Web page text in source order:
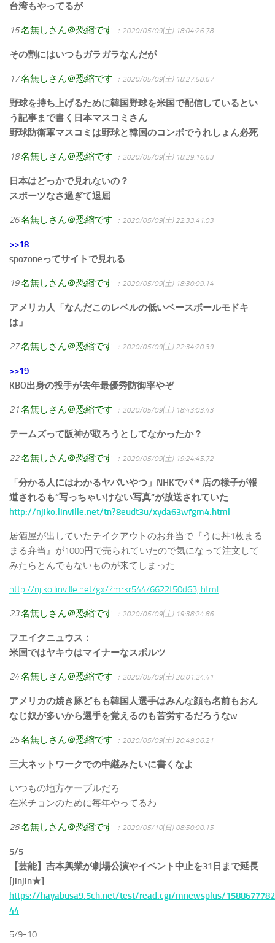
台湾もやってるが
15名無しさん＠恐縮です ：2020/05/09(土) 18:04:26.78
その割にはいつもガラガラなんだが
17名無しさん＠恐縮です ：2020/05/09(土) 18:27:58.67
野球を持ち上げるために韓国野球を米国で配信しているとい
う記事まで書く日本マスコミさん
野球防衛軍マスコミは野球と韓国のコンボでうれしょん必死
18名無しさん＠恐縮です ：2020/05/09(土) 18:29:16.63
日本はどっかで見れないの？
スポーツなさ過ぎて退屈
26名無しさん＠恐縮です ：2020/05/09(土) 22:33:41.03
>>18
spozoneってサイトで見れる
19名無しさん＠恐縮です ：2020/05/09(土) 18:30:09.14
アメリカ人「なんだこのレベルの低いベースボールモドキ
は」
27名無しさん＠恐縮です ：2020/05/09(土) 22:34:20.39
>>19
KBO出身の投手が去年最優秀防御率やぞ
21名無しさん＠恐縮です ：2020/05/09(土) 18:43:03.43
テームズって阪神が取ろうとしてなかったか？
22名無しさん＠恐縮です ：2020/05/09(土) 19:24:45.72
「分かる人にはわかるヤバいやつ」NHKでパ＊店の様子が報
道されるも“写っちゃいけない写真“が放送されていた
http://njiko.linville.net/tn?8eudt3u/xyda63wfgm4.html
居酒屋が出していたテイクアウトのお弁当で『うに丼1枚まる
まる弁当』が1000円で売られていたので気になって注文して
みたらとんでもないものが来てしまった
http://njiko.linville.net/gx/?mrkr544/6622t50d63j.html
23名無しさん＠恐縮です ：2020/05/09(土) 19:38:24.86
フエイクニュウス：
米国ではヤキウはマイナーなスポルツ
24名無しさん＠恐縮です ：2020/05/09(土) 20:01:24.41
アメリカの焼き豚どもも韓国人選手はみんな顔も名前もおん
なじ奴が多いから選手を覚えるのも苦労するだろうなw
25名無しさん＠恐縮です ：2020/05/09(土) 20:49:06.21
三大ネットワークでの中継みたいに書くなよ
いつもの地方ケーブルだろ
在米チョンのために毎年やってるわ
28名無しさん＠恐縮です ：2020/05/10(日) 08:50:00.15
5/5
【芸能】吉本興業が劇場公演やイベント中止を31日まで延長
[jinjin★]
https://hayabusa9.5ch.net/test/read.cgi/mnewsplus/
44
5/9-10